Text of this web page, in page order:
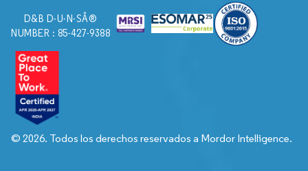
D&B D-U-N-SÂ®
NUMBER : 85-427-9388
© 2026. Todos los derechos reservados a Mordor Intelligence.